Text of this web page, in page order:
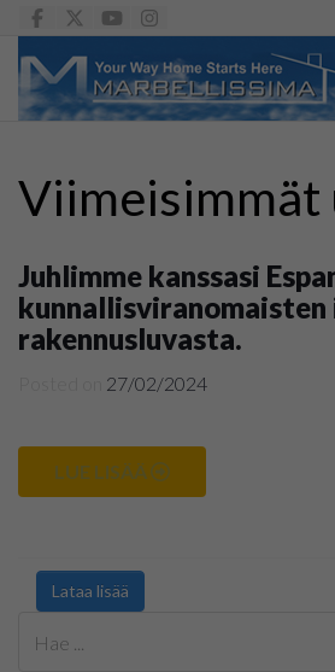
Viimeisimmät
Juhlimme kanssasi
rakennusluvasta.
27/02/2024
LUE LISÄÄ
Lataa lisää